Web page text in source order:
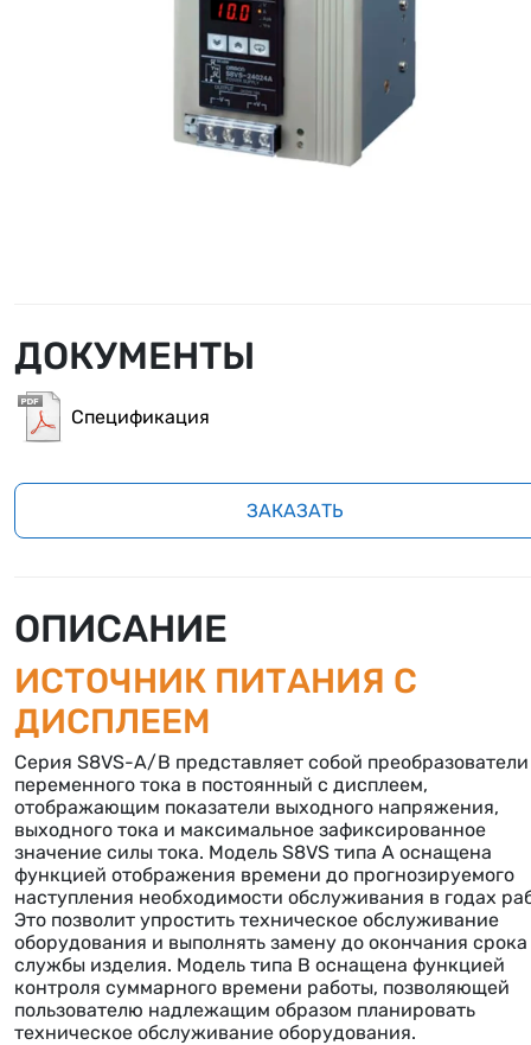
ДОКУМЕНТЫ
Спецификация
ЗАКАЗАТЬ
ОПИСАНИЕ
ИСТОЧНИК ПИТАНИЯ С
ДИСПЛЕЕМ
Серия S8VS-A/B представляет собой преобразователи
переменного тока в постоянный с дисплеем,
отображающим показатели выходного напряжения,
выходного тока и максимальное зафиксированное
значение силы тока. Модель S8VS типа А оснащена
функцией отображения времени до прогнозируемого
наступления необходимости обслуживания в годах
Это позволит упростить техническое обслуживание
оборудования и выполнять замену до окончания срока
службы изделия. Модель типа B оснащена функцией
контроля суммарного времени работы, позволяющей
пользователю надлежащим образом планировать
техническое обслуживание оборудования.